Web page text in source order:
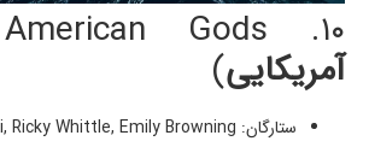
۱۰. American Gods (
آمریکایی)
ستارگان: Yetide Badaki, Ricky Whittle, Emily Browning